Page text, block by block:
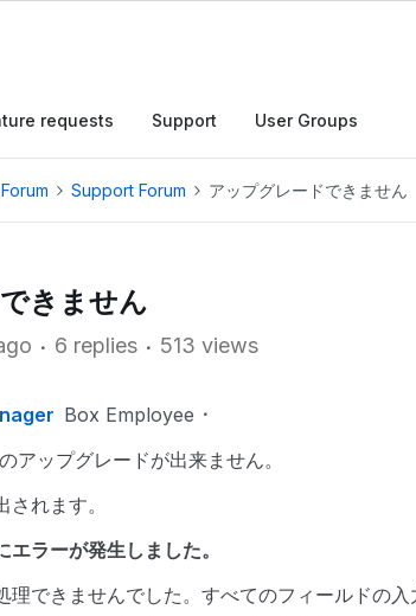
requests Support User Groups
Support Forum アップグレードできません
きません
6 replies 513 views
Box Employee
アップグレードが出来ません。
れます。
エラーが発生しました。
理できませんでした。すべてのフィールドの入